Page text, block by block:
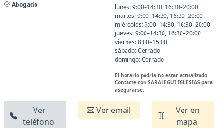
Abogado
lunes: 9:00–14:30, 16:30–20:00
martes: 9:00–14:30, 16:30–20:00
miércoles: 9:00–14:30, 16:30–20:00
jueves: 9:00–14:30, 16:30–20:00
viernes: 8:00–15:00
sábado: Cerrado
domingo: Cerrado
El horario podría no estar actualizado.
Contacte con SARALEGUI IGLESIAS para
asegurarse.
Ver
teléfono
Ver email
Ver en
mapa